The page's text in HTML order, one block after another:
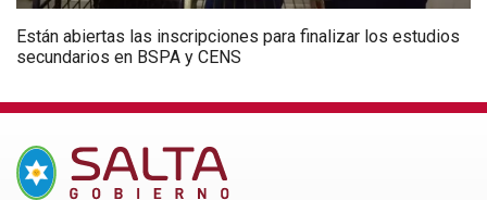
Están abiertas las inscripciones para finalizar los estudios
secundarios en BSPA y CENS